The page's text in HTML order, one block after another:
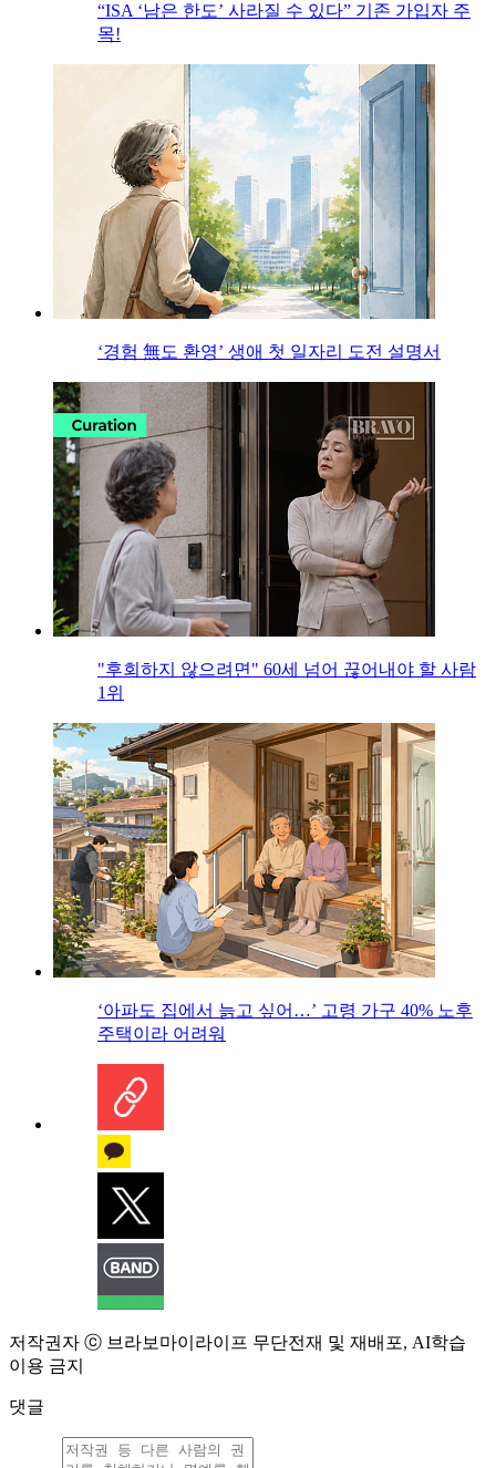
“ISA ‘남은 한도’ 사라질 수 있다” 기존 가입자 주
목!
‘경험 無도 환영’ 생애 첫 일자리 도전 설명서
"후회하지 않으려면" 60세 넘어 끊어내야 할 사람
1위
‘아파도 집에서 늙고 싶어…’ 고령 가구 40% 노후
주택이라 어려워
저작권자 ⓒ 브라보마이라이프 무단전재 및 재배포, AI학습
이용 금지
댓글